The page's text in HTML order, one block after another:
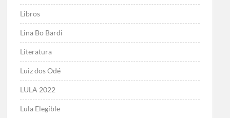
Libros
Lina Bo Bardi
Literatura
Luiz dos Odé
LULA 2022
Lula Elegíble